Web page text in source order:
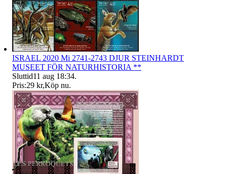
ISRAEL 2020 Mi 2741-2743 DJUR STEINHARDT
MUSEET FÖR NATURHISTORIA **
Sluttid11 aug 18:34.
Pris:29 kr,Köp nu.